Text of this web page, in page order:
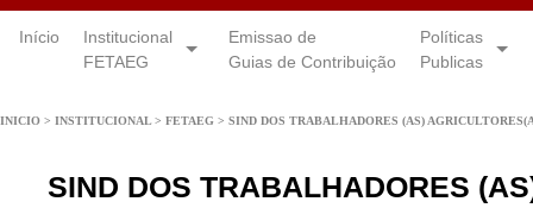
Início
Institucional
FETAEG
Emissao de
Guias de Contribuição
Políticas
Publicas
INICIO > INSTITUCIONAL> FETAEG > SIND DOS TRABALHADORES (AS)
SIND DOS TRABALHADORES